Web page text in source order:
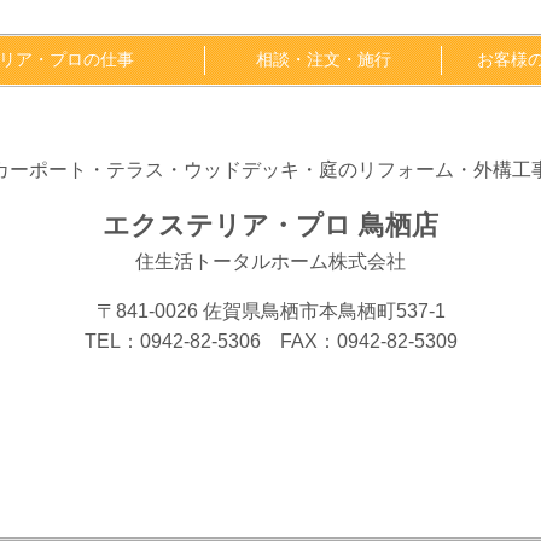
ア・プロの仕事 相談・注文・施行 お客様
ーポート・テラス・ウッドデッキ・庭のリフォーム・外構工
エクステリア・プロ 鳥栖店
住生活トータルホーム株式会社
〒841-0026 佐賀県鳥栖市本鳥栖町537-1
TEL：0942-82-5306 FAX：0942-82-5309